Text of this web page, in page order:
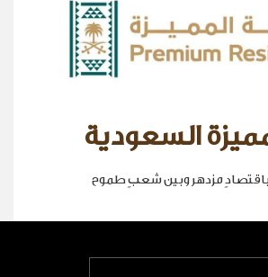
السعودية
مزدهر وبين شعبٍ طموح